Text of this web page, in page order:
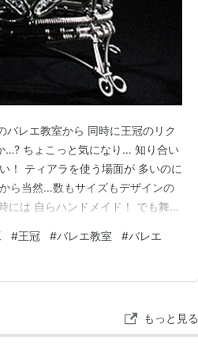
レエ教室から 同時に王冠のリク
…? ちょこっと気になり… 知り合い
！ ティアラを使う場面が 多いのに
ら当然…数もサイズもデザインの
には 自らハンドメイド！ でも舞台
♪) 前振りが長くなりましたが 本
#王冠 #バレエ教室 #バレエ
もっと見る